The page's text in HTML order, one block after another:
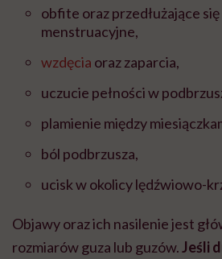
obfite oraz przedłużające
menstruacyjne,
wzdęcia oraz zaparcia,
uczucie pełności w
plamienie między
ból podbrzusza,
ucisk w okolicy lędźwiowo-
Objawy oraz ich nasilenie jest
rozmiarów guza lub guzów.Jeśli